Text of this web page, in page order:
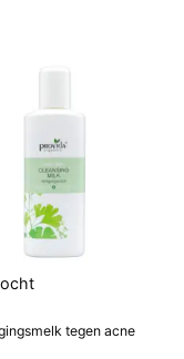
tegen acne